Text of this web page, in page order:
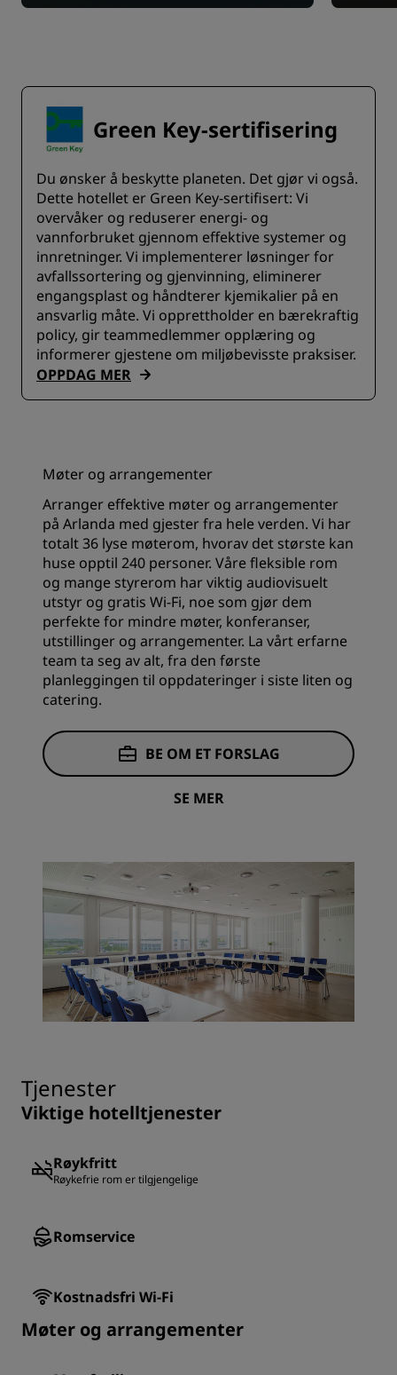
Green Key-sertifisering
Du ønsker å beskytte planeten. Det gjør vi også.
Dette hotellet er Green Key-sertifisert: Vi
overvåker og reduserer energi- og
vannforbruket gjennom effektive systemer og
innretninger. Vi implementerer løsninger for
avfallssortering og gjenvinning, eliminerer
engangsplast og håndterer kjemikalier på en
ansvarlig måte. Vi opprettholder en bærekraftig
policy, gir teammedlemmer opplæring og
informerer gjestene om miljøbevisste praksiser.
OPPDAG MER
Møter og arrangementer
Arranger effektive møter og arrangementer
på Arlanda med gjester fra hele verden. Vi har
totalt 36 lyse møterom, hvorav det største kan
huse opptil 240 personer. Våre fleksible rom
og mange styrerom har viktig audiovisuelt
utstyr og gratis Wi-Fi, noe som gjør dem
perfekte for mindre møter, konferanser,
utstillinger og arrangementer. La vårt erfarne
team ta seg av alt, fra den første
planleggingen til oppdateringer i siste liten og
catering.
BE OM ET FORSLAG
SE MER
Tjenester
Viktige hotelltjenester
Røykfritt
Røykefrie rom er tilgjengelige
Romservice
Kostnadsfri Wi-Fi
Møter og arrangementer